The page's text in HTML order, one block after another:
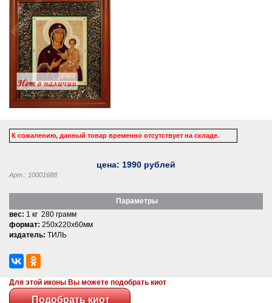
К сожалению, данный товар временно отсутствует на складе.
цена: 1990 рублей
Арт.: 10001688
Параметры
вес: 1 кг 280 грамм
формат: 250x220x60мм
издатель: ТИЛЬ
Для этой иконы Вы можете подобрать киот